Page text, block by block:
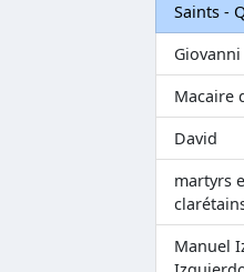
Saints -
Macaire
David
martyrs
Manuel